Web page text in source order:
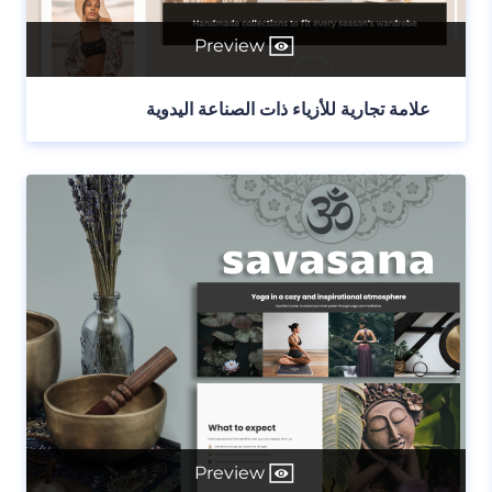
Preview
علامة تجارية للأزياء ذات الصناعة اليدوية
Preview